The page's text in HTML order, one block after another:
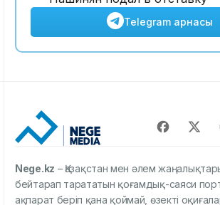
Telegram арнасы
Nege.kz – Қазақстан мен әлем
бейтарап тарататын қоғамдық-саяси
ақпарат беріп қана қоймай, өзекті